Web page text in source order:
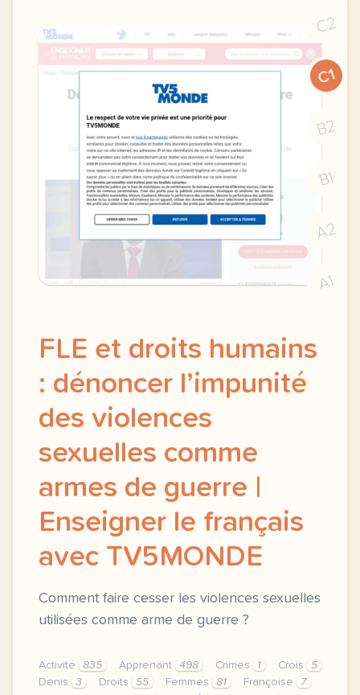
C2
C1
B2
B1
A2
A1
FLE et droits humains
: dénoncer l’impunité
des violences
sexuelles comme
armes de guerre |
Enseigner le français
avec TV5MONDE
Comment faire cesser les violences sexuelles
utilisées comme arme de guerre ?
Activité 835 Apprenant 498 Crimes 1 Crois
5
Denis
3 Droits 55 Femmes 81 Françoise
7